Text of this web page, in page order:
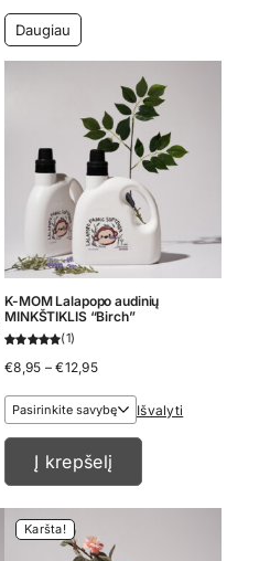
Daugiau
K-MOM Lalapopo audinių
MINKŠTIKLIS “Birch”
1
€8,95 – €12,95Price
€8,95
throughIšvalyti
Į krepšelį
Karšta!